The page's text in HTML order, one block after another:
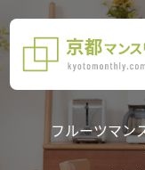
フルーツマ